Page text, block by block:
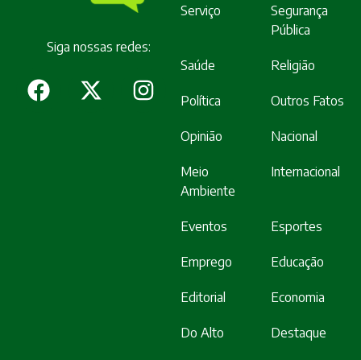
Siga nossas redes:
Serviço
Segurança
Pública
Saúde Religião
Política Outros Fatos
Opinião Nacional
Meio
Ambiente
Internacional
Eventos Esportes
Emprego Educação
Editorial Economia
Do Alto Destaque